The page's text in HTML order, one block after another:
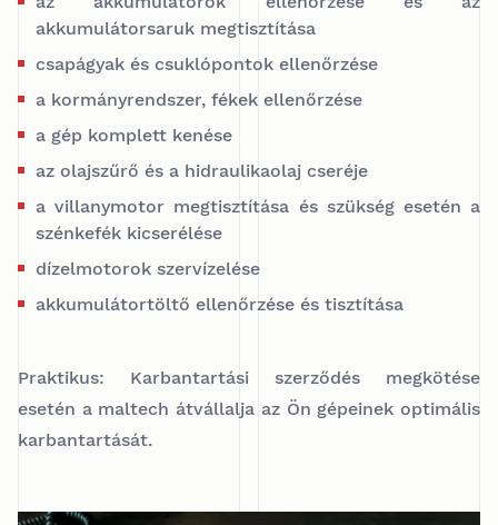
akkumulátorsaruk megtisztítása
csapágyak és csuklópontok ellenőrzése
a kormányrendszer, fékek ellenőrzése
a gép komplett kenése
az olajszűrő és a hidraulikaolaj cseréje
a villanymotor megtisztítása és szükség esetén a
szénkefék kicserélése
dízelmotorok szervízelése
akkumulátortöltő ellenőrzése és tisztítása
Praktikus: Karbantartási szerződés megkötése
esetén a maltech átvállalja az Ön gépeinek optimális
karbantartását.